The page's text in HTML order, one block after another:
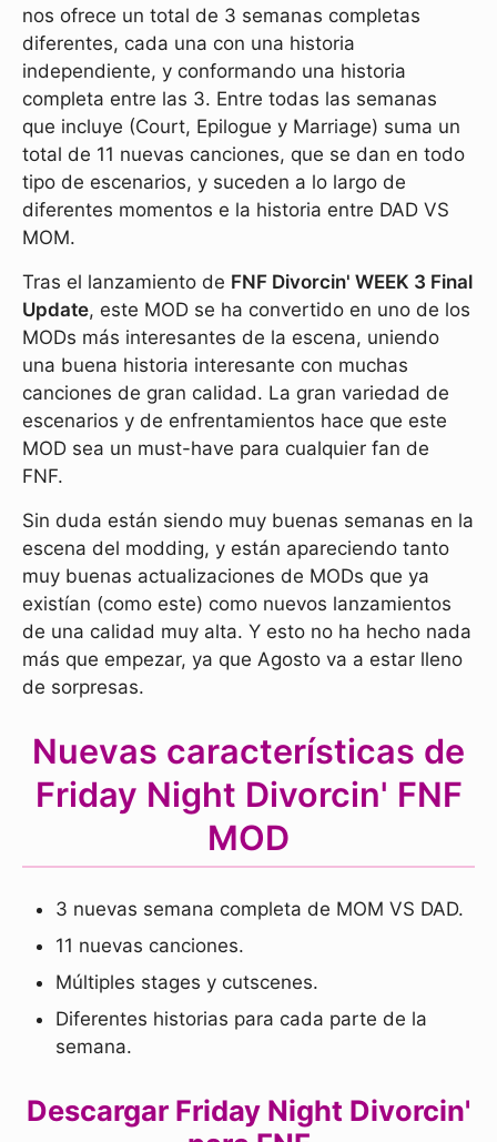
nos ofrece un total de 3 semanas completas
diferentes, cada una con una historia
independiente, y conformando una historia
completa entre las 3. Entre todas las semanas
que incluye (Court, Epilogue y Marriage) suma un
total de 11 nuevas canciones, que se dan en todo
tipo de escenarios, y suceden a lo largo de
diferentes momentos e la historia entre DAD VS
MOM.
Tras el lanzamiento de FNF Divorcin' WEEK 3 Final
Update, este MOD se ha convertido en uno de los
MODs más interesantes de la escena, uniendo
una buena historia interesante con muchas
canciones de gran calidad. La gran variedad de
escenarios y de enfrentamientos hace que este
MOD sea un must-have para cualquier fan de
FNF.
Sin duda están siendo muy buenas semanas en la
escena del modding, y están apareciendo tanto
muy buenas actualizaciones de MODs que ya
existían (como este) como nuevos lanzamientos
de una calidad muy alta. Y esto no ha hecho nada
más que empezar, ya que Agosto va a estar lleno
de sorpresas.
Nuevas características de
Friday Night Divorcin' FNF
MOD
3 nuevas semana completa de MOM VS DAD.
11 nuevas canciones.
Múltiples stages y cutscenes.
Diferentes historias para cada parte de la
semana.
Descargar Friday Night Divorcin'